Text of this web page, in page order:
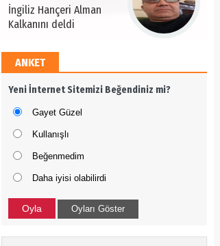
İngiliz Hançeri Alman
Kalkanını deldi
Dava adamı olmak
Salih Ergül
SİZİN ÇOÇUKLAR BU KEZ
BAŞARAMADI
Ali Tığ
ANKET
Yeni İnternet Sitemizi Beğendiniz mi?
Gayet Güzel
Kullanışlı
Beğenmedim
Daha iyisi olabilirdi
Oyla Oyları Göster